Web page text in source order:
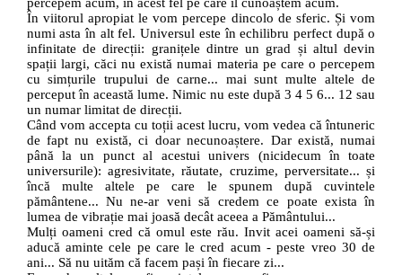
În viitorul apropiat le vom percepe dincolo de sferic. Și vom
numi asta în alt fel. Universul este în echilibru perfect după o
infinitate de direcții: granițele dintre un grad și altul devin
spații largi, căci nu există numai materia pe care o percepem
cu simțurile trupului de carne... mai sunt multe altele de
perceput în această lume. Nimic nu este după 3 4 5 6... 12 sau
un numar limitat de direcții.
Când vom accepta cu toții acest lucru, vom vedea că întuneric
de fapt nu există, ci doar necunoaștere. Dar există, numai
până la un punct al acestui univers (nicidecum în toate
universurile): agresivitate, răutate, cruzime, perversitate... și
încă multe altele pe care le spunem după cuvintele
pământene... Nu ne-ar veni să credem ce poate exista în
lumea de vibrație mai joasă decât aceea a Pământului...
Mulți oameni cred că omul este rău. Invit acei oameni să-și
aducă aminte cele pe care le cred acum - peste vreo 30 de
ani... Să nu uităm că facem pași în fiecare zi...